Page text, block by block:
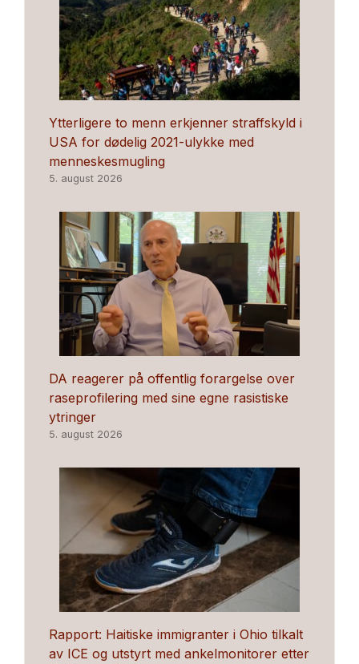
Ytterligere to menn erkjenner straffskyld i
USA for dødelig 2021-ulykke med
menneskesmugling
5. august 2026
DA reagerer på offentlig forargelse over
raseprofilering med sine egne rasistiske
ytringer
5. august 2026
Rapport: Haitiske immigranter i Ohio tilkalt
av ICE og utstyrt med ankelmonitorer etter